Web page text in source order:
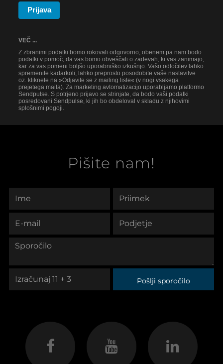
Prijava
VEČ ...
Z zbranimi podatki bomo rokovali odgovorno, obenem pa nam bodo
podatki v pomoč, da vas bomo obveščali o zadevah, ki vas zanimajo,
kar za vas pomeni boljšo uporabniško izkušnjo. Vašo odločitev lahko
spremenite kadarkoli; lahko preprosto posodobite vaše nastavitve
oz. kliknete na »Odjavite se z mailing liste« (v nogi vsakega
prejetega maila). Za marketing avtomatizacijo uporabljamo platformo
Sendpulse. S potrjeno prijavo se strinjate, da bodo vaši podatki
posredovani Sendpulse, ki jih bo obdeloval v skladu z njihovimi
splošnimi pogoji.
Pišite nam!
Pošlji sporočilo